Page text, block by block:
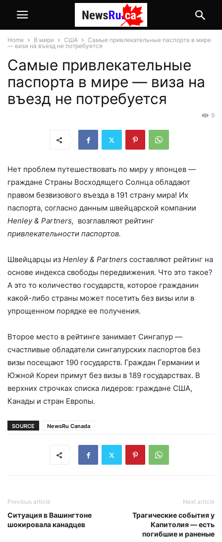
Home В мире США
Самые привлекательные паспорта в мире
— виза на въезд не потребуется
Самые привлекательные
паспорта в мире — виза на
въезд не потребуется
9
Нет проблем путешествовать по миру у японцев —
граждане Страны Восходящего Солнца обладают
правом безвизового въезда в 191 страну мира! Их
паспорта, согласно данным швейцарской компании
Henley & Partners, возглавляют рейтинг
привлекательности паспортов.
Швейцарцы из Henley & Partners составляют рейтинг на
основе индекса свободы передвижения. Что это такое?
А это то количество государств, которое гражданин
какой-либо страны может посетить без визы или в
упрощенном порядке ее получения.
Второе место в рейтинге занимает Сингапур —
счастливые обладатели сингапурских паспортов без
визы посещают 190 государств. Граждан Германии и
Южной Кореи примут без визы в 189 государствах. В
верхних строчках списка лидеров: граждане США,
Канады и стран Европы.
SOURCE NewsRu Canada
Previous article
Ситуация в Вашингтоне
шокировала канадцев
Next article
Трагические события у
Капитолия — есть
погибшие и раненые